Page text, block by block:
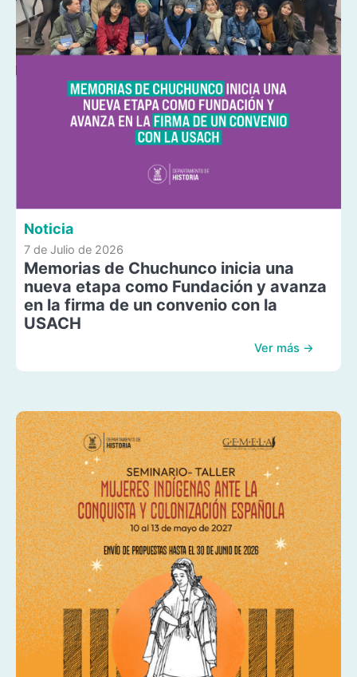
Noticia
7 de Julio de 2026
Memorias de Chuchunco inicia una
nueva etapa como Fundación y avanza
en la firma de un convenio con la
USACH
Ver más →